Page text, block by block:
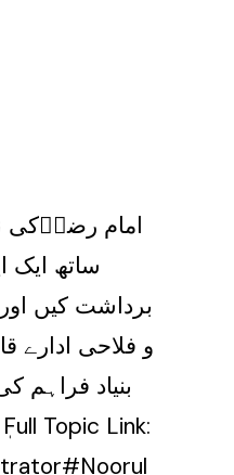
امام رضاؑکی
ساتھ ایک
برداشت کیں
و فلاحی ادارے
بنیاد